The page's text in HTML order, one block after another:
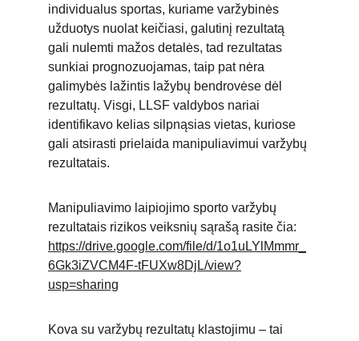
individualus sportas, kuriame varžybinės
užduotys nuolat keičiasi, galutinį rezultatą
gali nulemti mažos detalės, tad rezultatas
sunkiai prognozuojamas, taip pat nėra
galimybės lažintis lažybų bendrovėse dėl
rezultatų. Visgi, LLSF valdybos nariai
identifikavo kelias silpnąsias vietas, kuriose
gali atsirasti prielaida manipuliavimui varžybų
rezultatais.
Manipuliavimo laipiojimo sporto varžybų
rezultatais rizikos veiksnių sąrašą rasite čia:
https://drive.google.com/file/d/1o1uLYlMmmr_
6Gk3iZVCM4F-tFUXw8DjL/view?
usp=sharing
Kova su varžybų rezultatų klastojimu – tai